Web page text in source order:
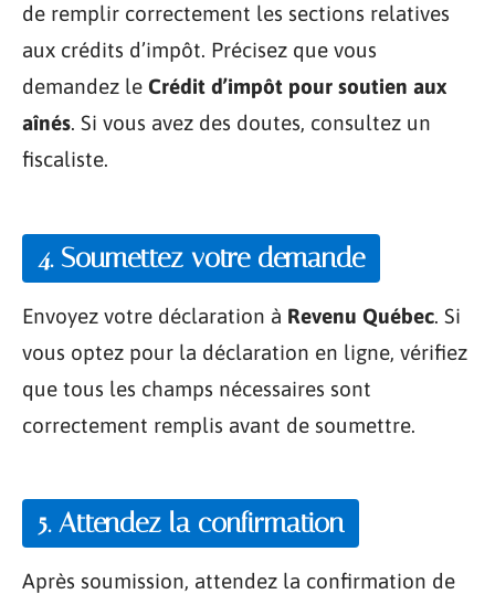
de remplir correctement les sections relatives
aux crédits d’impôt. Précisez que vous
demandez le Crédit d’impôt pour soutien aux
aînés. Si vous avez des doutes, consultez un
fiscaliste.
4. Soumettez votre demande
Envoyez votre déclaration à Revenu Québec. Si
vous optez pour la déclaration en ligne, vérifiez
que tous les champs nécessaires sont
correctement remplis avant de soumettre.
5. Attendez la confirmation
Après soumission, attendez la confirmation de